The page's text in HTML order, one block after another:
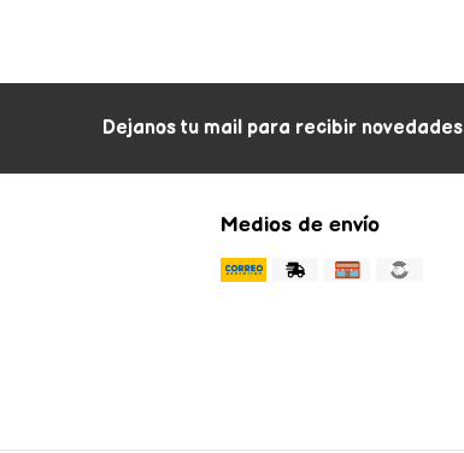
Dejanos tu mail para recibir novedades
Medios de envío